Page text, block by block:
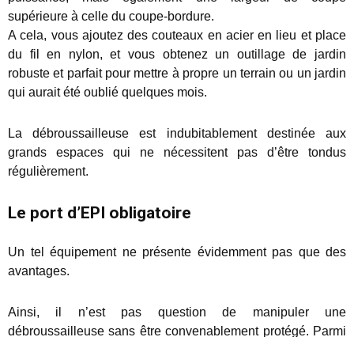
supérieure à celle du coupe-bordure.
A cela, vous ajoutez des couteaux en acier en lieu et place
du fil en nylon, et vous obtenez un outillage de jardin
robuste et parfait pour mettre à propre un terrain ou un jardin
qui aurait été oublié quelques mois.
La débroussailleuse est indubitablement destinée aux
grands espaces qui ne nécessitent pas d’être tondus
régulièrement.
Le port d’EPI obligatoire
Un tel équipement ne présente évidemment pas que des
avantages.
Ainsi, il n’est pas question de manipuler une
débroussailleuse sans être convenablement protégé. Parmi